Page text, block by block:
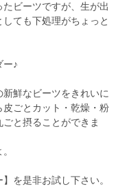
ビーツですが、生が出
ても下処理がちょっと
ー♪
鮮なビーツをきれいに
ごとカット・乾燥・粉
と摂ることができま
を是非お試し下さい。